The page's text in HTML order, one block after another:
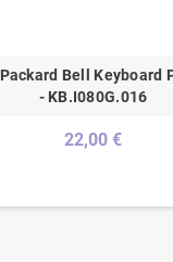
Packard Bell Keyboard
- KB.I080G.016
22,00 €